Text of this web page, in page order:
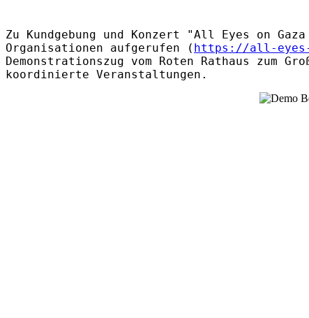
Zu Kundgebung und Konzert "All Eyes on
Organisationen aufgerufen ( https://all-eyes-
Demonstrationszug vom Roten Rathaus zum
koordinierte Veranstaltungen.